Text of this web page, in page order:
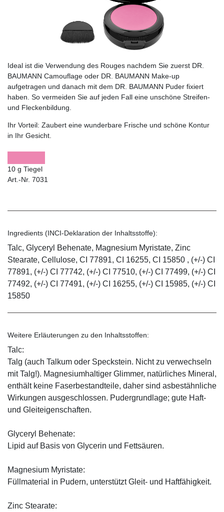
Ideal ist die Verwendung des Rouges nachdem Sie zuerst DR.
BAUMANN Camouflage oder DR. BAUMANN Make-up
aufgetragen und danach mit dem DR. BAUMANN Puder fixiert
haben. So vermeiden Sie auf jeden Fall eine unschöne Streifen-
und Fleckenbildung.
Ihr Vorteil: Zaubert eine wunderbare Frische und schöne Kontur
in Ihr Gesicht.
10 g Tiegel
Art.-Nr. 7031
Ingredients (INCI-Deklaration der Inhaltsstoffe):
Talc, Glyceryl Behenate, Magnesium Myristate, Zinc
Stearate, Cellulose, CI 77891, CI 16255, CI 15850 , (+/-) CI
77891, (+/-) CI 77742, (+/-) CI 77510, (+/-) CI 77499, (+/-) CI
77492, (+/-) CI 77491, (+/-) CI 16255, (+/-) CI 15985, (+/-) CI
15850
Weitere Erläuterungen zu den Inhaltsstoffen:
Talc:
Talg (auch Talkum oder Speckstein. Nicht zu verwechseln
mit Talg!). Magnesiumhaltiger Glimmer, natürliches Mineral,
enthält keine Faserbestandteile, daher sind asbestähnliche
Wirkungen ausgeschlossen. Pudergrundlage; gute Haft-
und Gleiteigenschaften.
Glyceryl Behenate:
Lipid auf Basis von Glycerin und Fettsäuren.
Magnesium Myristate:
Füllmaterial in Pudern, unterstützt Gleit- und Haftfähigkeit.
Zinc Stearate: